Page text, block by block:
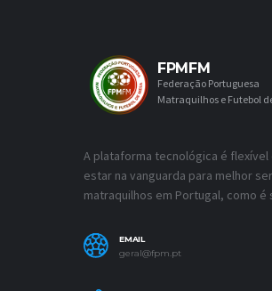
FPMFM
Federação Portuguesa
Matraquilhos e Futebol
A plataforma tecnológica é flexível
estar na vanguarda para melhor
matraquilhos em Portugal, como é
EMAIL
geral@fpm.pt